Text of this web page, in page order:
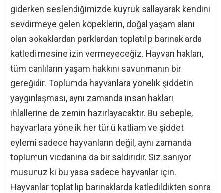
giderken seslendiğimizde kuyruk sallayarak kendini
sevdirmeye gelen köpeklerin, doğal yaşam alani
olan sokaklardan parklardan toplatılıp barınaklarda
katledilmesine izin vermeyeceğiz. Hayvan hakları,
tüm canlıların yaşam hakkını savunmanın bir
gereğidir. Toplumda hayvanlara yönelik şiddetin
yaygınlaşması, aynı zamanda insan hakları
ihlallerine de zemin hazırlayacaktır. Bu sebeple,
hayvanlara yönelik her türlü katliam ve şiddet
eylemi sadece hayvanların değil, aynı zamanda
toplumun vicdanına da bir saldırıdır. Siz sanıyor
musunuz ki bu yasa sadece hayvanlar için.
Hayvanlar toplatılıp barınaklarda katledildikten sonra